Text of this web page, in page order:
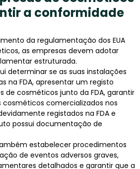
a conformidade
da regulamentação dos EUA
as empresas devem adotar
estruturada.
determinar se as suas instalações
na FDA, apresentar um registo
de cosméticos junto da FDA, garantir
comercializados nos
registados na FDA e
possui documentação de
estabelecer procedimentos
de eventos adversos graves,
detalhados e garantir que a